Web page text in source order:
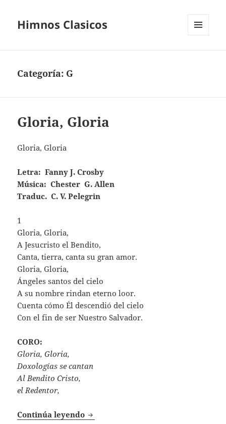
Himnos Clasicos
Categoría: G
Gloria, Gloria
Gloria, Gloria
Letra: Fanny J. Crosby
Música: Chester G. Allen
Traduc. C. V. Pelegrin
1
Gloria, Gloria,
A Jesucristo el Bendito,
Canta, tierra, canta su gran amor.
Gloria, Gloria,
Ángeles santos del cielo
A su nombre rindan eterno loor.
Cuenta cómo Él descendió del cielo
Con el fin de ser Nuestro Salvador.
CORO:
Gloria, Gloria,
Doxologías se cantan
Al Bendito Cristo,
el Redentor,
Continúa leyendo Gloria, Gloria